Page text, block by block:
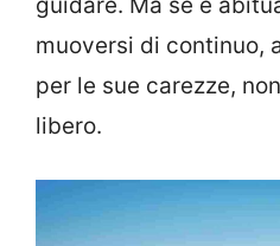
muoversi di continuo,
per le sue carezze,
libero.